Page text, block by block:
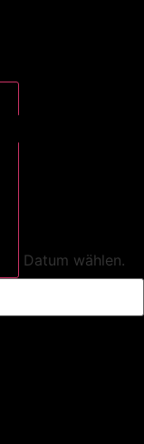
Datum wählen.